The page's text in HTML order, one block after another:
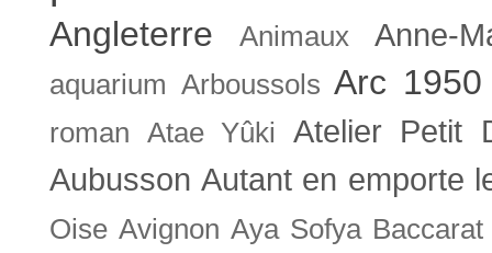
Angleterre Animaux Anne-
aquarium Arboussols Arc 1950
roman Atae Yûki
Atelier Petit
Aubusson Autant en emporte
Oise Avignon Aya Sofya Baccarat